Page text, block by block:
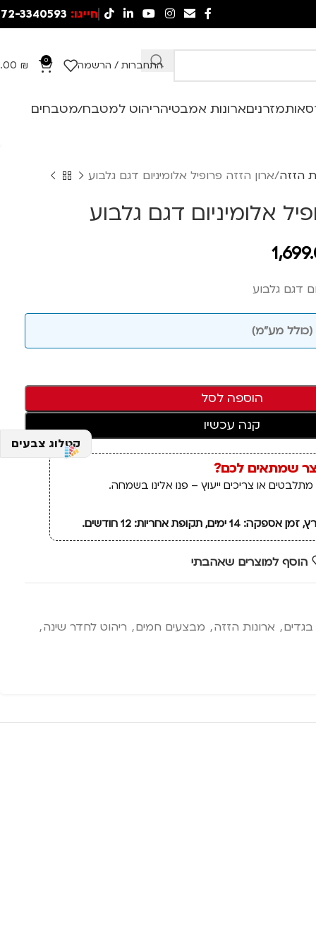
חייגו: 3340593
התחברות / הרשמה 0
₪
מזרניםארונות אמבטיהריהוט למטבח/מטבחים
הזזה ארון הזזה פרופיל אלומיניום דגם גלבוע
אלומיניום דגם גלבוע
דגם גלבוע
הוספה לסל
קנה עכשיו
שמתאים לכם?
או צריכים ייעוץ – פנו אלינו בשמחה.
תקופת אחריות: 12 חודשים.
הוסף למוצרים שאהבתי
בגדים, ארונות הזזה, מבצעים חמים, ריהוט לחדר שינה,
קטלוג צבעים